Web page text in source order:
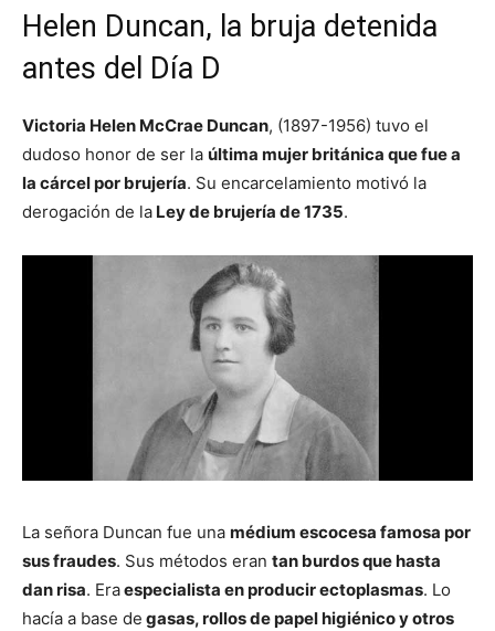
Helen Duncan, la bruja detenida
antes del Día D
Victoria Helen McCrae Duncan, (1897-1956) tuvo el
dudoso honor de ser la última mujer británica que fue a
la cárcel por brujería. Su encarcelamiento motivó la
derogación de la Ley de brujería de 1735.
La señora Duncan fue una médium escocesa famosa por
sus fraudes. Sus métodos eran tan burdos que hasta
dan risa. Eraespecialista en producir ectoplasmas. Lo
hacía a base de gasas, rollos de papel higiénico y otros